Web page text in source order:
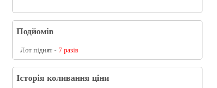
Подйомів
Лот піднят - 7 разів
Історія коливання ціни